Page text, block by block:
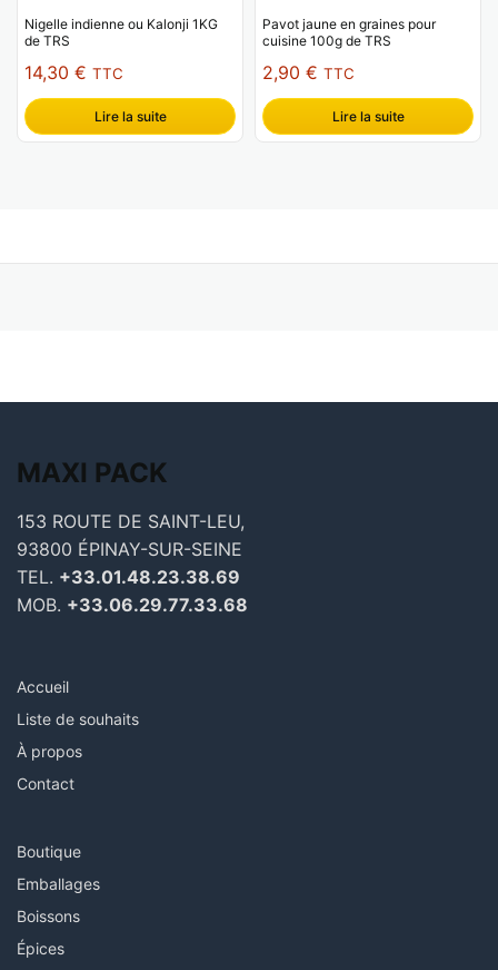
Nigelle indienne ou Kalonji 1KG
de TRS
14,30 € TTC
Lire la suite
Pavot jaune en graines pour
cuisine 100g de TRS
2,90 € TTC
Lire la suite
MAXI PACK
153 ROUTE DE SAINT-LEU,
93800 ÉPINAY-SUR-SEINE
TEL. +33.01.48.23.38.69
MOB. +33.06.29.77.33.68
Accueil
Liste de souhaits
À propos
Contact
Boutique
Emballages
Boissons
Épices